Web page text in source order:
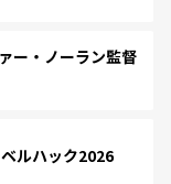
ー・ノーラン監督
ルハック2026